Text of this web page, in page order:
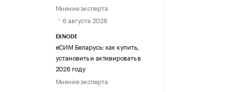
Мнение эксперта
6 августа 2026
EXNODE
еСИМ Беларусь: как купить,
установить и активировать в
2026 году
Мнение эксперта